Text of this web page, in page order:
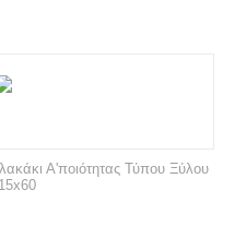
Α'ποιότητας Τύπου Ξύλου